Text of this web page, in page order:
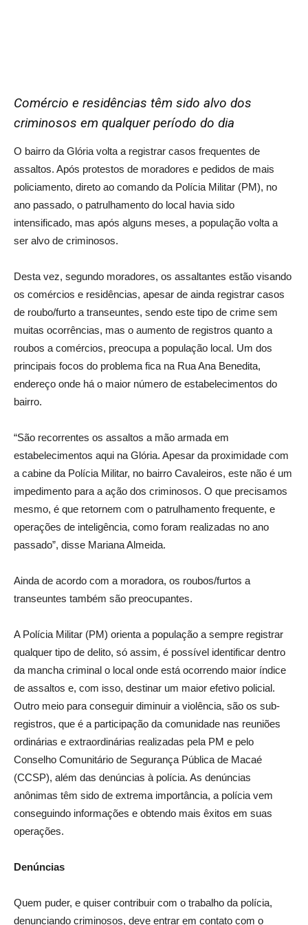
Comércio e residências têm sido alvo dos
criminosos em qualquer período do dia
O bairro da Glória volta a registrar casos frequentes de
assaltos. Após protestos de moradores e pedidos de mais
policiamento, direto ao comando da Polícia Militar (PM), no
ano passado, o patrulhamento do local havia sido
intensificado, mas após alguns meses, a população volta a
ser alvo de criminosos.
Desta vez, segundo moradores, os assaltantes estão visando
os comércios e residências, apesar de ainda registrar casos
de roubo/furto a transeuntes, sendo este tipo de crime sem
muitas ocorrências, mas o aumento de registros quanto a
roubos a comércios, preocupa a população local. Um dos
principais focos do problema fica na Rua Ana Benedita,
endereço onde há o maior número de estabelecimentos do
bairro.
“São recorrentes os assaltos a mão armada em
estabelecimentos aqui na Glória. Apesar da proximidade com
a cabine da Polícia Militar, no bairro Cavaleiros, este não é um
impedimento para a ação dos criminosos. O que precisamos
mesmo, é que retornem com o patrulhamento frequente, e
operações de inteligência, como foram realizadas no ano
passado”, disse Mariana Almeida.
Ainda de acordo com a moradora, os roubos/furtos a
transeuntes também são preocupantes.
A Polícia Militar (PM) orienta a população a sempre registrar
qualquer tipo de delito, só assim, é possível identificar dentro
da mancha criminal o local onde está ocorrendo maior índice
de assaltos e, com isso, destinar um maior efetivo policial.
Outro meio para conseguir diminuir a violência, são os sub-
registros, que é a participação da comunidade nas reuniões
ordinárias e extraordinárias realizadas pela PM e pelo
Conselho Comunitário de Segurança Pública de Macaé
(CCSP), além das denúncias à polícia. As denúncias
anônimas têm sido de extrema importância, a polícia vem
conseguindo informações e obtendo mais êxitos em suas
operações.
Denúncias
Quem puder, e quiser contribuir com o trabalho da polícia,
denunciando criminosos, deve entrar em contato com o